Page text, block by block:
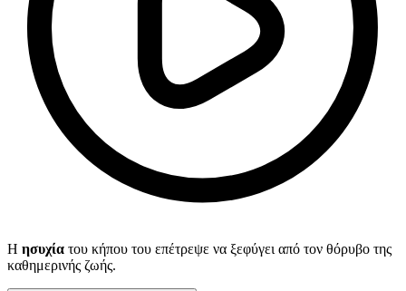
Η ησυχία του κήπου του επέτρεψε να ξεφύγει από τον θόρυβο της
καθημερινής ζωής.